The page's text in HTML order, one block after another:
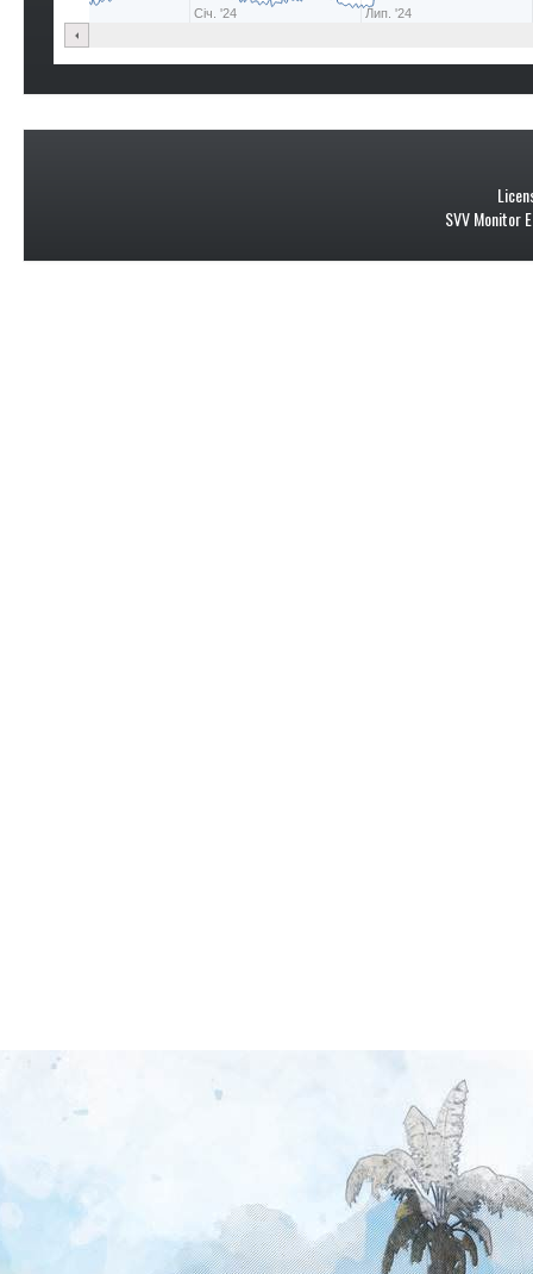
Січ. '24 Лип. '24
SVV Monitor